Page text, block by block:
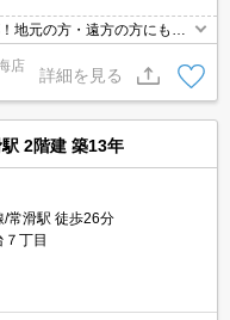
地元の方・遠方の方にも公
店
詳細を見る
2階建 築13年
常滑駅 徒歩26分
丁目